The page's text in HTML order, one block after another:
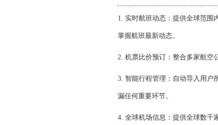
1. 实时航班动态：提供全球范围
掌握航班最新动态。
2. 机票比价预订：整合多家航空
3. 智能行程管理：自动导入用户
漏任何重要环节。
4. 全球机场信息：提供全球数千